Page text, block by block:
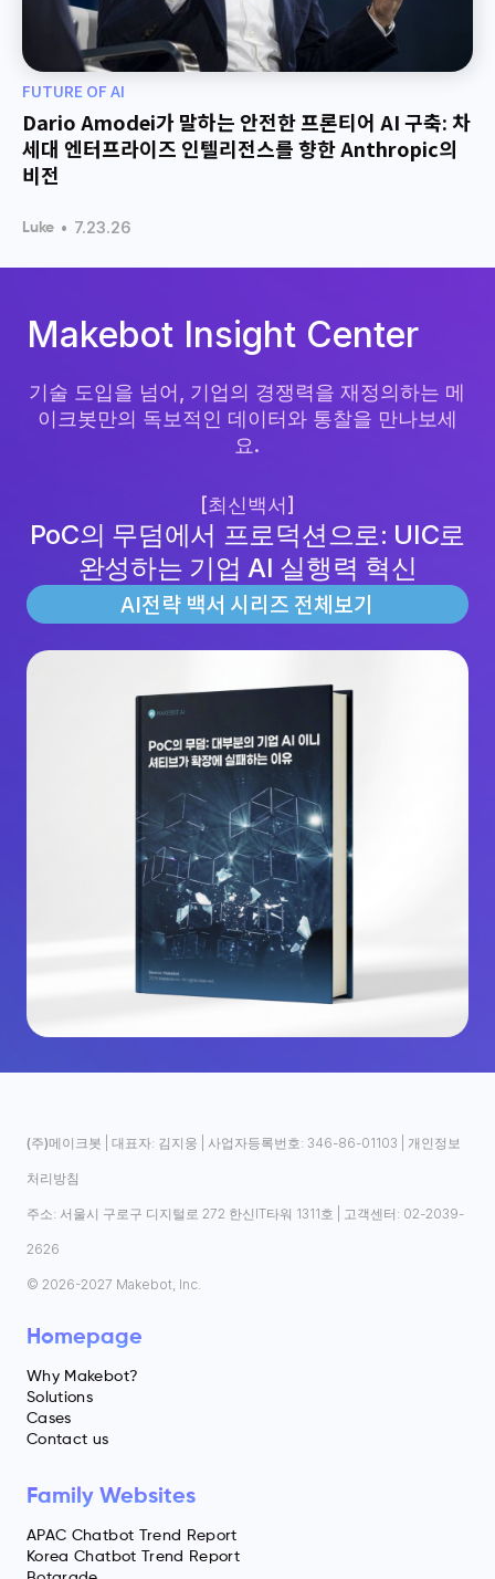
FUTURE OF AI
Dario Amodei가 말하는 안전한 프론티어 AI 구축: 차
세대 엔터프라이즈 인텔리전스를 향한 Anthropic의
비전
Luke • 7.23.26
Makebot Insight Center
기술 도입을 넘어, 기업의 경쟁력을 재정의하는 메
이크봇만의 독보적인 데이터와 통찰을 만나보세
요.
[최신백서]
PoC의 무덤에서 프로덕션으로: UIC로
완성하는 기업 AI 실행력 혁신
AI전략 백서 시리즈 전체보기
(주)메이크봇 | 대표자: 김지웅 | 사업자등록번호: 346-86-01103 | 개인정보
처리방침
주소: 서울시 구로구 디지털로 272 한신IT타워 1311호 | 고객센터: 02-2039-
2626
© 2026-2027 Makebot, Inc.
Homepage
Why Makebot?
Solutions
Cases
Contact us
Family Websites
APAC Chatbot Trend Report
Korea Chatbot Trend Report